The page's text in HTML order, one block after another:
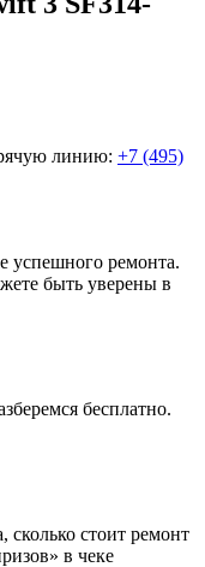
линию: +7 (495)
успешного ремонта.
быть уверены в
бесплатно.
сколько стоит ремонт
в чеке